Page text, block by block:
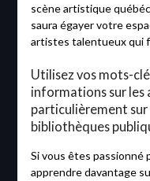
scène artistique
saura égayer votre
artistes talentueux qui
Utilisez vos mots-
informations sur les
particulièrement
bibliothèques
Si vous êtes passionné
apprendre davantage